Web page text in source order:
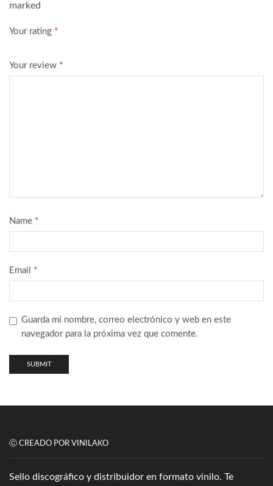
marked
Your rating *
Your review *
Name *
Email *
Guarda mi nombre, correo electrónico y web en este
navegador para la próxima vez que comente.
Ⓒ CREADO POR VINILAKO
Sello discográfico y distribuidor en formato vinilo. Te